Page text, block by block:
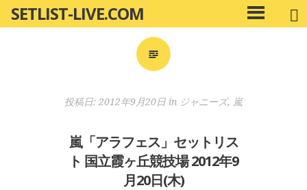
ン
SETLIST-LIVE.COM
メ
イ
投稿日: 2012年9月20日 in ジャニーズ, 嵐
嵐「アラフェス」セットリス
ト 国立霞ヶ丘競技場 2012年9
月20日(木)